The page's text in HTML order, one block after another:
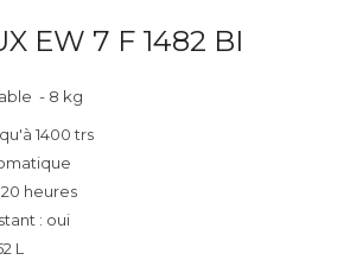
EW 7 F 1482 BI
- 8 kg
1400 trs
heures
: oui
L